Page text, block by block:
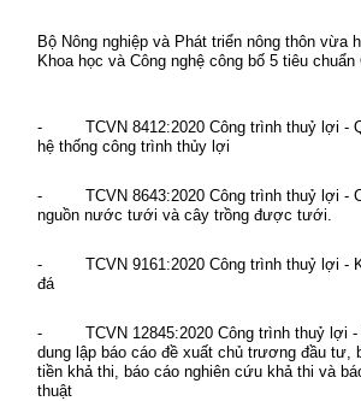
Bộ Nông nghiệp và Phát triển nông thôn vừa
Khoa học và Công nghệ công bố 5 tiêu chuẩn
- TCVN 8412:2020 Công trình thuỷ lợi -
hệ thống công trình thủy lợi
- TCVN 8643:2020 Công trình thuỷ lợi -
nguồn nước tưới và cây trồng được tưới.
- TCVN 9161:2020 Công trình thuỷ lợi -
đá
- TCVN 12845:2020 Công trình thuỷ lợi -
dung lập báo cáo đề xuất chủ trương đầu tư,
tiền khả thi, báo cáo nghiên cứu khả thi và
thuật